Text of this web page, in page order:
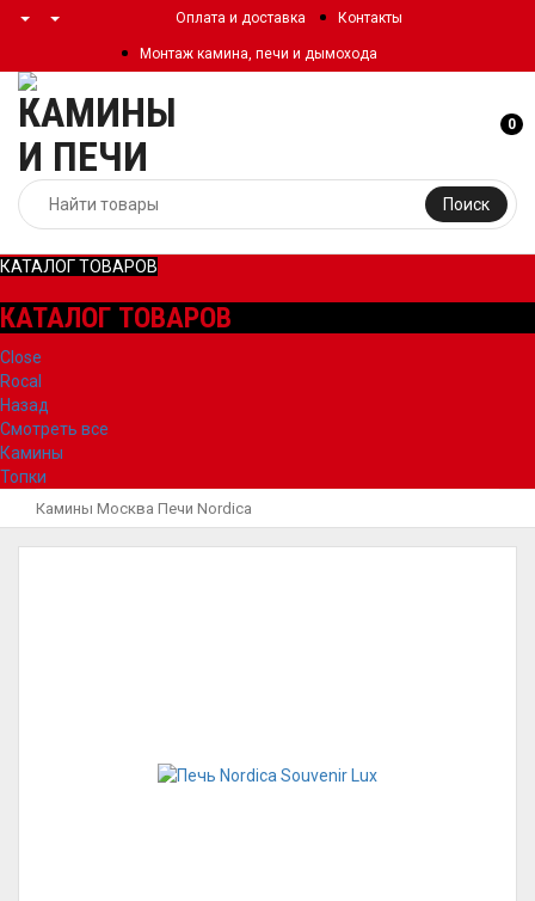
Оплата и доставка Контакты
Монтаж камина, печи и дымохода
Поиск
0
КАТАЛОГ ТОВАРОВ
КАТАЛОГ ТОВАРОВ
Close
Rocal
Назад
Смотреть все
Камины
Топки
Камины Москва Печи Nordica